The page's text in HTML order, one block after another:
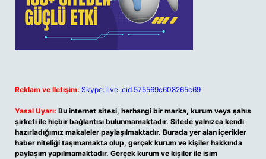
Reklam ve İletişim: Skype: live:.cid.575569c608265c69
Yasal Uyarı: Bu internet sitesi, herhangi bir marka, kurum veya şahıs
şirketi ile hiçbir bağlantısı bulunmamaktadır. Sitede yalnızca kendi
hazırladığımız makaleler paylaşılmaktadır. Burada yer alan içerikler
haber niteliği taşımamakta olup, gerçek kurum ve kişiler hakkında
paylaşım yapılmamaktadır. Gerçek kurum ve kişiler ile isim